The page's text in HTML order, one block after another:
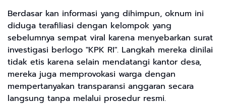
Berdasar kan informasi yang dihimpun, oknum ini
diduga terafiliasi dengan kelompok yang
sebelumnya sempat viral karena menyebarkan surat
investigasi berlogo "KPK RI". Langkah mereka dinilai
tidak etis karena selain mendatangi kantor desa,
mereka juga memprovokasi warga dengan
mempertanyakan transparansi anggaran secara
langsung tanpa melalui prosedur resmi.